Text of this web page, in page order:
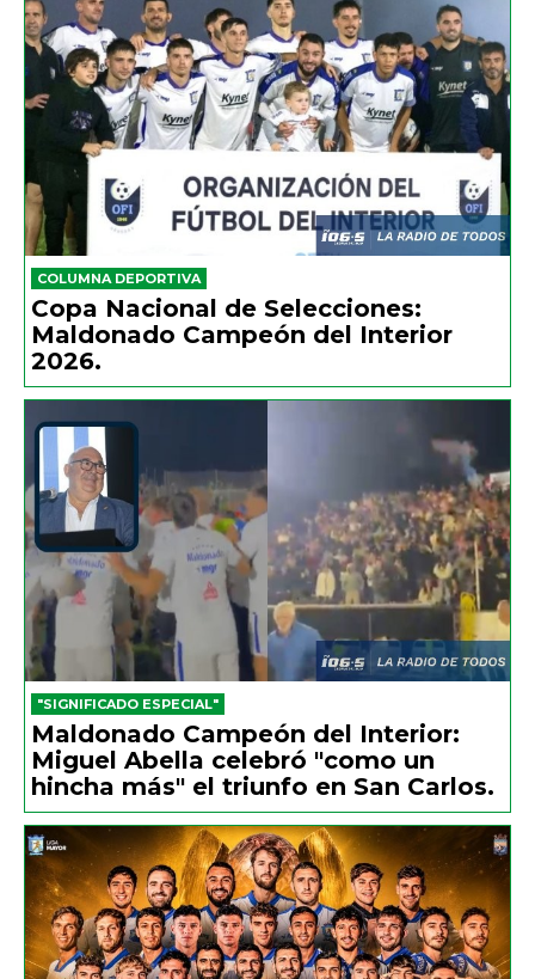
COLUMNA DEPORTIVA
Copa Nacional de Selecciones:
Maldonado Campeón del Interior
2026.
"SIGNIFICADO ESPECIAL"
Maldonado Campeón del Interior:
Miguel Abella celebró "como un
hincha más" el triunfo en San Carlos.